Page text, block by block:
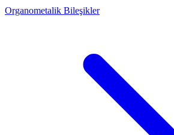
Organometalik Bileşikler